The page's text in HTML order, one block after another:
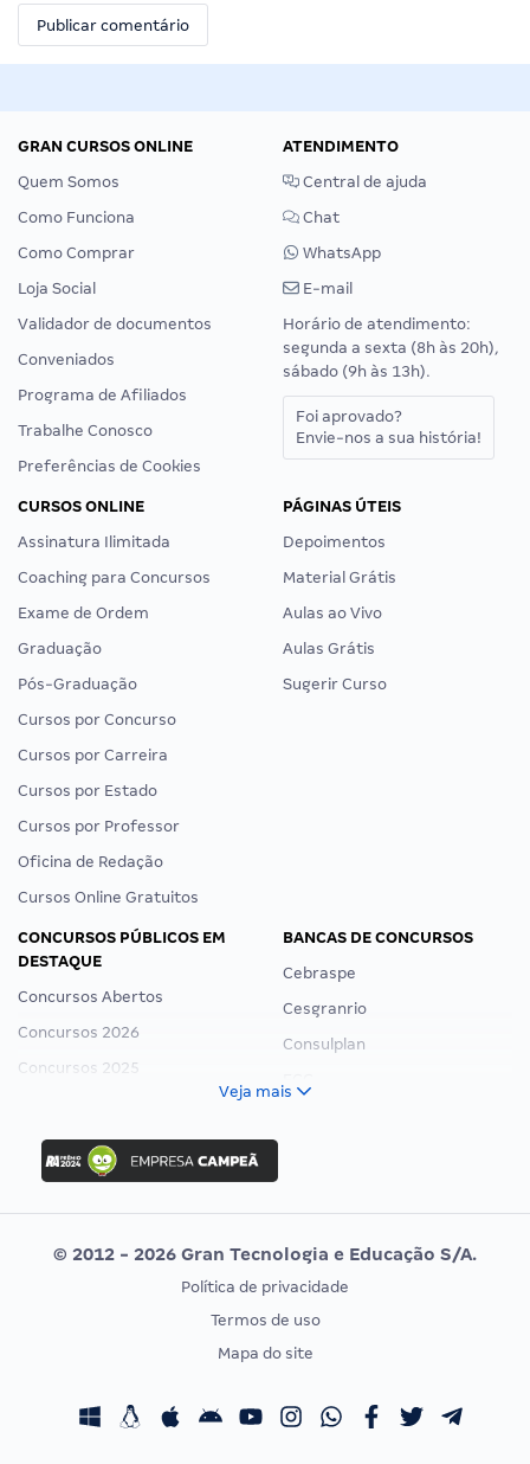
GRAN CURSOS ONLINE
Quem Somos
Como Funciona
Como Comprar
Loja Social
Validador de documentos
Conveniados
Programa de Afiliados
Trabalhe Conosco
Preferências de Cookies
ATENDIMENTO
Central de ajuda
Chat
WhatsApp
E-mail
Horário de atendimento:
segunda a sexta (8h às 20h),
sábado (9h às 13h).
Foi aprovado?
Envie-nos a sua história!
CURSOS ONLINE
Assinatura Ilimitada
Coaching para Concursos
Exame de Ordem
Graduação
Pós-Graduação
Cursos por Concurso
Cursos por Carreira
Cursos por Estado
Cursos por Professor
Oficina de Redação
Cursos Online Gratuitos
PÁGINAS ÚTEIS
Depoimentos
Material Grátis
Aulas ao Vivo
Aulas Grátis
Sugerir Curso
CONCURSOS PÚBLICOS EM
DESTAQUE
Concursos Abertos
Concursos 2026
Concursos 2025
Concurso Ibama
Concurso MPU
Editais publicados
BANCAS DE CONCURSOS
Cebraspe
Cesgranrio
Consulplan
Vunesp
CONCURSOS POR PROFISSÃO
Concursos Fiscais
EXAME DE ORDEM
Calendário OAB
Veja mais
© 2012 - 2026 Gran Tecnologia e Educação S/A.
Política de privacidade
Termos de uso
Mapa do site